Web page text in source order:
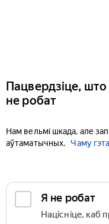
Пацвердзіце,
не робат
Нам вельмі шкада, але
аўтаматычных.
Чаму
Я не робат
Націсніце, каб